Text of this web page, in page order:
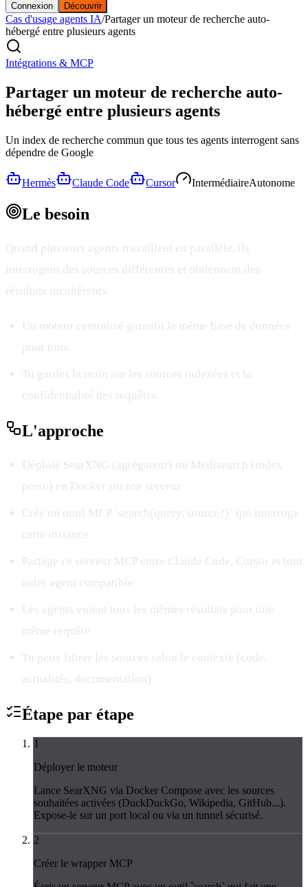
Connexion Découvrir
Cas d'usage agents IA/Partager un moteur de recherche auto-
hébergé entre plusieurs agents
Intégrations & MCP
Partager un moteur de recherche auto-
hébergé entre plusieurs agents
Un index de recherche commun que tous tes agents interrogent sans
dépendre de Google
Hermès Claude Code Cursor IntermédiaireAutonome
Le besoin
Quand plusieurs agents travaillent en parallèle, ils
interrogent des sources différentes et obtiennent des
résultats incohérents.
Un moteur centralisé garantit la même base de données
pour tous.
Tu gardes la main sur les sources indexées et la
confidentialité des requêtes.
L'approche
Déploie SearXNG (agrégateur) ou Meilisearch (index
perso) en Docker sur ton serveur
Crée un outil MCP `search(query, source?)` qui interroge
cette instance
Partage ce serveur MCP entre Claude Code, Cursor et tout
autre agent compatible
Les agents voient tous les mêmes résultats pour une
même requête
Tu peux filtrer les sources selon le contexte (code,
actualités, documentation)
Étape par étape
1
Déployer le moteur
Lance SearXNG via Docker Compose avec les sources
souhaitées activées (DuckDuckGo, Wikipedia, GitHub...).
Expose-le sur un port local ou via un tunnel sécurisé.
2
Créer le wrapper MCP